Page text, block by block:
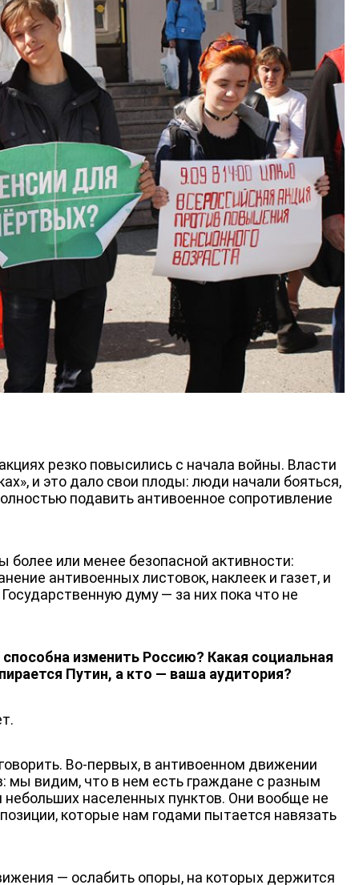
резко повысились с начала войны. Власти
и это дало свои плоды: люди начали бояться,
подавить антивоенное сопротивление
более или менее безопасной активности:
антивоенных листовок, наклеек и газет, и
думу — за них пока что не
изменить Россию? Какая социальная
Путин, а кто — ваша аудитория?
Во-первых, в антивоенном движении
мы видим, что в нем есть граждане с разным
населенных пунктов. Они вообще не
которые нам годами пытается навязать
— ослабить опоры, на которых держится